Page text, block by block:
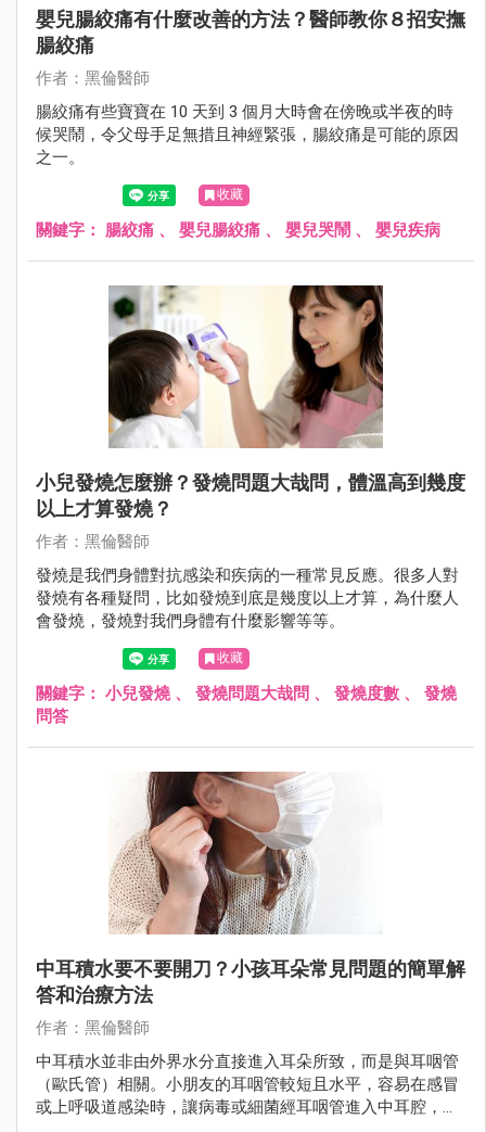
嬰兒腸絞痛有什麼改善的方法？醫師教你８招安撫
腸絞痛
作者：黑倫醫師
腸絞痛有些寶寶在 10 天到 3 個月大時會在傍晚或半夜的時
候哭鬧，令父母手足無措且神經緊張，腸絞痛是可能的原因
之一。
收藏
關鍵字： 腸絞痛 、 嬰兒腸絞痛 、 嬰兒哭鬧 、 嬰兒疾病
小兒發燒怎麼辦？發燒問題大哉問，體溫高到幾度
以上才算發燒？
作者：黑倫醫師
發燒是我們身體對抗感染和疾病的一種常見反應。很多人對
發燒有各種疑問，比如發燒到底是幾度以上才算，為什麼人
會發燒，發燒對我們身體有什麼影響等等。
收藏
關鍵字： 小兒發燒、 發燒問題大哉問 、 發燒度數 、 發燒
問答
中耳積水要不要開刀？小孩耳朵常見問題的簡單解
答和治療方法
作者：黑倫醫師
中耳積水並非由外界水分直接進入耳朵所致，而是與耳咽管
（歐氏管）相關。小朋友的耳咽管較短且水平，容易在感冒
或上呼吸道感染時，讓病毒或細菌經耳咽管進入中耳腔，導